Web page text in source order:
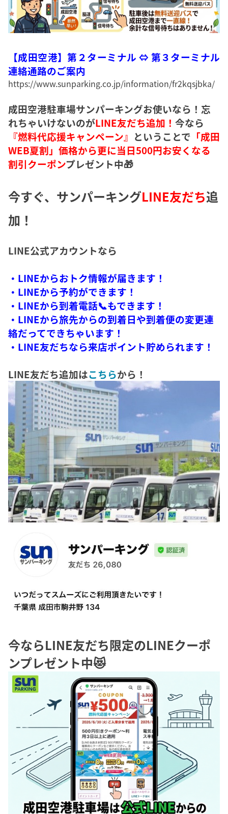
【成田空港】第２ターミナル ⇔ 第３ターミナル
連絡通路のご案内
https://www.sunparking.co.jp/information/fr2kqsjbka/
成田空港駐車場サンパーキングお使いなら！忘
れちゃいけないのがLINE友だち追加！ 今なら
『燃料代応援キャンペーン』 ということで 「成田
WEB夏割」価格から更に当日500円お安くなる
割引クーポンプレゼント中🎁
今すぐ、サンパーキングLINE友だち追
加！
LINE公式アカウントなら
・LINEからおトク情報が届きます！
・LINEから予約ができます！
・LINEから到着電話📞もできます！
・LINEから旅先からの到着日や到着便の変更連
絡だってできちゃいます！
・LINE友だちなら来店ポイント貯められます！
LINE友だち追加はこちらから！
今ならLINE友だち限定のLINEクーポ
ンプレゼント中😻